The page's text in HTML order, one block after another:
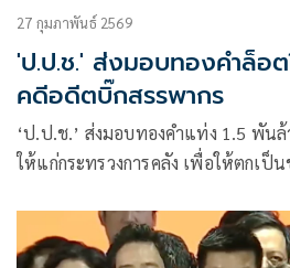
27 กุมภาพันธ์ 2569
'ป.ป.ช.' ส่งมอบทองคำล็อ
คดีอดีตบิ๊กสรรพากร
‘ป.ป.ช.’ ส่งมอบทองคำแท่ง 1.5 พันล้
ให้แก่กระทรวงการคลัง เพื่อให้ตกเป็